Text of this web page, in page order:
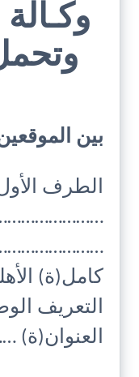
بين
الطرف
…………………….،
كامل(ة)
التعريف